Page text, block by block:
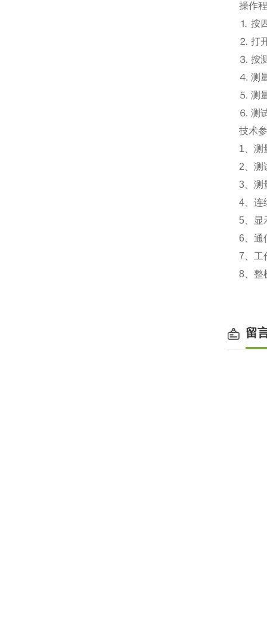
操作
⒈ 按
⒉ 打
⒊ 按
⒋ 测
⒌ 测
⒍ 测
技术
1 、
2 、
3 、
4 、
5 、
6 、
7 、
8 、
留